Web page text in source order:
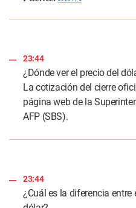
23:44
¿Dónde ver el precio del
La cotización del cierre
página web de la
AFP (SBS).
23:44
¿Cuál es la diferencia entre